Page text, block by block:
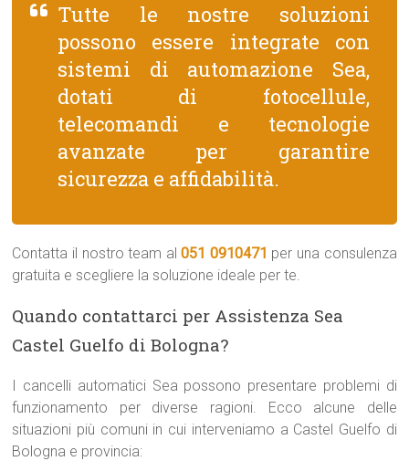
Tutte le nostre soluzioni
possono essere integrate con
sistemi di automazione Sea,
dotati di fotocellule,
telecomandi e tecnologie
avanzate per garantire
sicurezza e affidabilità.
Contatta il nostro team al051 0910471 per una consulenza
gratuita e scegliere la soluzione ideale per te.
Quando contattarci per Assistenza Sea
Castel Guelfo di Bologna?
I cancelli automatici Sea possono presentare problemi di
funzionamento per diverse ragioni. Ecco alcune delle
situazioni più comuni in cui interveniamo a Castel Guelfo di
Bologna e provincia: